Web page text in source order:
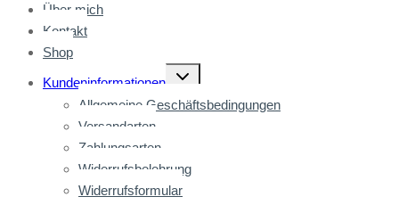
Über mich
Kontakt
Shop
Kundeninformationen
Untermenü
umschalten
Allgemeine Geschäftsbedingungen
Versandarten
Zahlungsarten
Widerrufsbelehrung
Widerrufsformular